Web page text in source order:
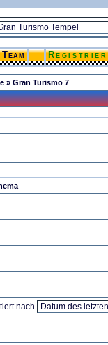
Team
» Gran Turismo 7
nach